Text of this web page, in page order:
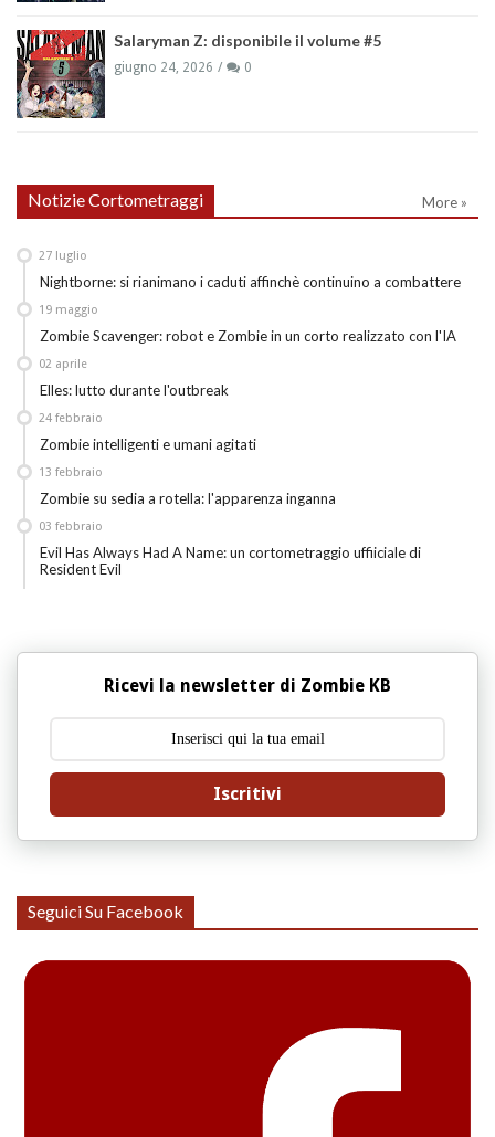
Salaryman Z: disponibile il volume #5
giugno 24, 2026 0
Notizie Cortometraggi More »
Nightborne: si rianimano i caduti affinchè continuino a combattere
27 luglio
Zombie Scavenger: robot e Zombie in un corto realizzato con l'IA
19 maggio
Elles: lutto durante l'outbreak
02 aprile
Zombie intelligenti e umani agitati
24 febbraio
Zombie su sedia a rotella: l'apparenza inganna
13 febbraio
Evil Has Always Had A Name: un cortometraggio uffiiciale di
Resident Evil
03 febbraio
Ricevi la newsletter di Zombie KB
Iscritivi
Seguici Su Facebook